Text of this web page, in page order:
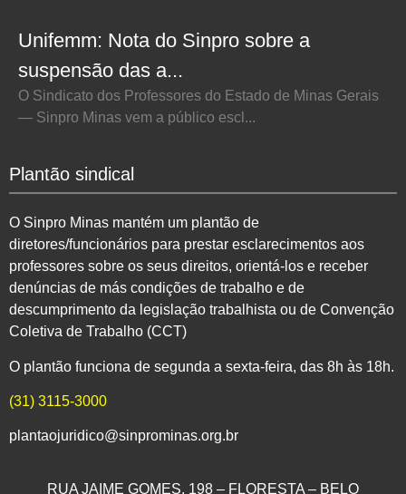
Unifemm: Nota do Sinpro sobre a
suspensão das a...
O Sindicato dos Professores do Estado de Minas Gerais
— Sinpro Minas vem a público escl...
Plantão sindical
O Sinpro Minas mantém um plantão de
diretores/funcionários para prestar esclarecimentos aos
professores sobre os seus direitos, orientá-los e receber
denúncias de más condições de trabalho e de
descumprimento da legislação trabalhista ou de Convenção
Coletiva de Trabalho (CCT)
O plantão funciona de segunda a sexta-feira, das 8h às 18h.
(31) 3115-3000
plantaojuridico@sinprominas.org.br
RUA JAIME GOMES, 198 – FLORESTA – BELO